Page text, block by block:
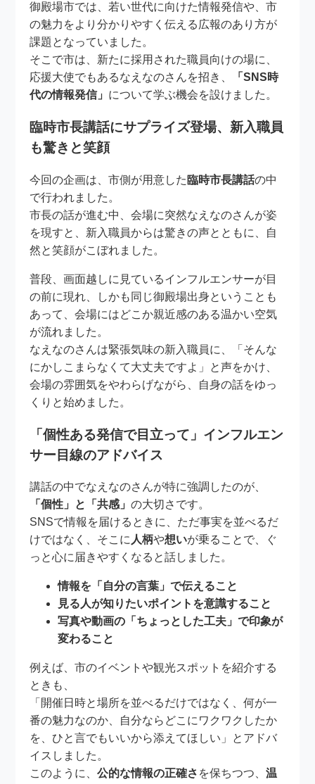
御殿場市では、若い世代に向けた情報発信や、市
の魅力をより分かりやすく伝える広報のあり方が
課題となっていました。
そこで市は、新たに採用された職員向けの場に、
応援大使でもあるなえなのさんを招き、
「SNS時
代の情報発信」 について学ぶ機会を設けました。
臨時市長講話にサプライズ登場、新入職員
も驚きと笑顔
今回の企画は、市側が用意した 臨時市長講話の中
で行われました。
市長の話が進む中、会場に突然なえなのさんが姿
を現すと、新入職員からは驚きの声とともに、自
然と笑顔がこぼれました。
普段、画面越しに見ているインフルエンサーが目
の前に現れ、しかも同じ御殿場出身ということも
あって、会場にはどこか親近感のある温かい空気
が流れました。
なえなのさんは緊張気味の新入職員に、「そんな
にかしこまらなくて大丈夫ですよ」と声をかけ、
会場の雰囲気をやわらげながら、自身の話をゆっ
くりと始めました。
「個性ある発信で目立って」インフルエン
サー目線のアドバイス
講話の中でなえなのさんが特に強調したのが、
「個性」と「共感」の大切さです。
SNSで情報を届けるときに、ただ事実を並べるだ
けではなく、そこに 人柄や想いが乗ることで、ぐ
っと心に届きやすくなると話しました。
情報を「自分の言葉」で伝えること
見る人が知りたいポイントを意識すること
写真や動画の「ちょっとした工夫」で印象が
変わること
例えば、市のイベントや観光スポットを紹介する
ときも、
「開催日時と場所を並べるだけではなく、何が一
番の魅力なのか、自分ならどこにワクワクしたか
を、ひと言でもいいから添えてほしい」とアドバ
イスしました。
このように、公的な情報の正確さ を保ちつつ、温